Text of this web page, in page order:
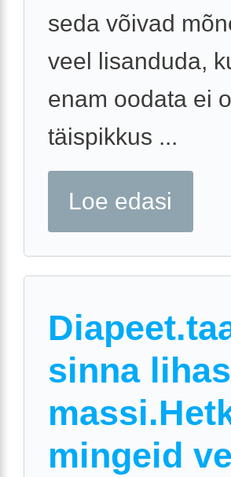
seda võivad
veel lisanduda,
enam oodata ei
täispikkus ...
Loe edasi
sinna
mingeid